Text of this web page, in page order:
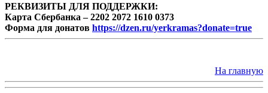
РЕКВИЗИТЫ ДЛЯ ПОДДЕРЖКИ:
Карта Сбербанка – 2202 2072 1610 0373
Форма для донатов https://dzen.ru/yerkramas?donate=true
На главную